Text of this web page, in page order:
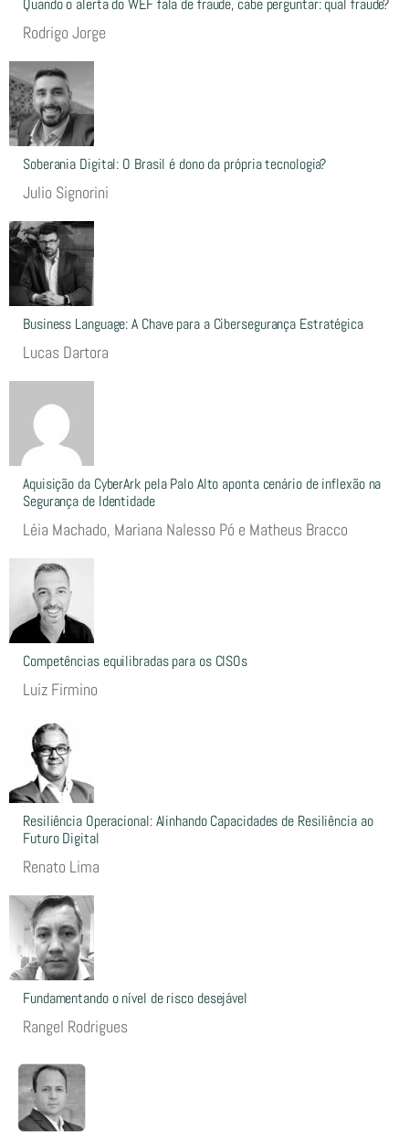
Rodrigo Jorge
Soberania Digital: O Brasil é dono da própria tecnologia?
Julio Signorini
Business Language: A Chave para a Cibersegurança Estratégica
Lucas Dartora
Aquisição da CyberArk pela Palo Alto aponta cenário de inflexão na
Segurança de Identidade
Léia Machado, Mariana Nalesso Pó e Matheus Bracco
Competências equilibradas para os CISOs
Luiz Firmino
Resiliência Operacional: Alinhando Capacidades de Resiliência ao
Futuro Digital
Renato Lima
Fundamentando o nível de risco desejável
Rangel Rodrigues